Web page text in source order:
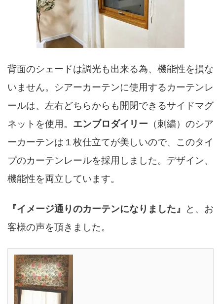
背面のシェードは調光も出来る為、機能性を損な
いません。シアーカーテンに使用するカーテンレ
ールは、左右どちらからも開閉できるサイドマグ
ネットを使用。 エンブロダイリー （刺繍）のシア
ーカーテンは１枚仕立てが美しいので、このタイ
プのカーテンレールを採用しました。デザイン、
機能性を両立しています。
『イメージ通りのカーテンになりました』
と、お
客様の声を頂きました。